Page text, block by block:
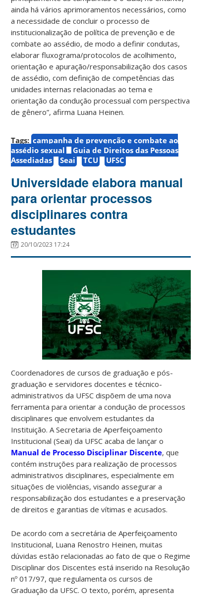
ainda há vários aprimoramentos necessários, como
a necessidade de concluir o processo de
institucionalização de política de prevenção e de
combate ao assédio, de modo a definir condutas,
elaborar fluxograma/protocolos de acolhimento,
orientação e apuração/responsabilização dos casos
de assédio, com definição de competências das
unidades internas relacionadas ao tema e
orientação da condução processual com perspectiva
de gênero”, afirma Luana Heinen.
Tags: campanha de prevenção e combate ao
assédio sexual
Guia de Direitos das Pessoas
Assediadas
Seai TCU UFSC
Universidade elabora manual
para orientar processos
disciplinares contra
estudantes
20/10/2023 17:24
Coordenadores de cursos de graduação e pós-
graduação e servidores docentes e técnico-
administrativos da UFSC dispõem de uma nova
ferramenta para orientar a condução de processos
disciplinares que envolvem estudantes da
Instituição. A Secretaria de Aperfeiçoamento
Institucional (Seai) da UFSC acaba de lançar o
Manual de Processo Disciplinar Discente, que
contém instruções para realização de processos
administrativos disciplinares, especialmente em
situações de violências, visando assegurar a
responsabilização dos estudantes e a preservação
de direitos e garantias de vítimas e acusados.
De acordo com a secretária de Aperfeiçoamento
Institucional, Luana Renostro Heinen, muitas
dúvidas estão relacionadas ao fato de que o Regime
Disciplinar dos Discentes está inserido na Resolução
nº 017/97, que regulamenta os cursos de
Graduação da UFSC. O texto, porém, apresenta